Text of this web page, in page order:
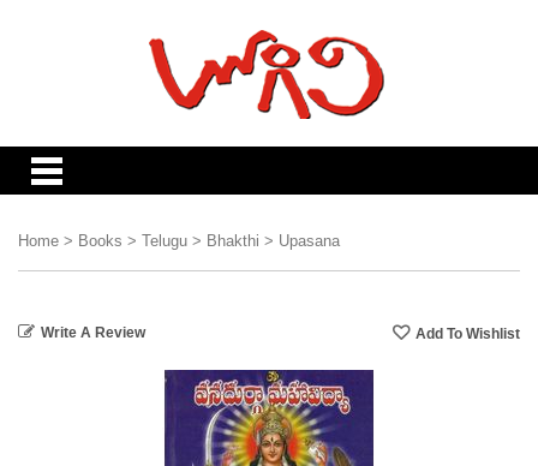
Home > Books > Telugu > Bhakthi > Upasana
Write A Review